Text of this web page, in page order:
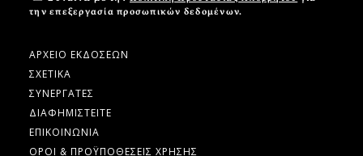
την επεξεργασία προσωπικών δεδομένων.
ΑΡΧΕΙΟ ΕΚΔΟΣΕΩΝ
ΣΧΕΤΙΚΑ
ΣΥΝΕΡΓΑΤΕΣ
ΔΙΑΦΗΜΙΣΤΕΙΤΕ
ΕΠΙΚΟΙΝΩΝΙΑ
ΟΡΟΙ & ΠΡΟΫΠΟΘΕΣΕΙΣ ΧΡΗΣΗΣ